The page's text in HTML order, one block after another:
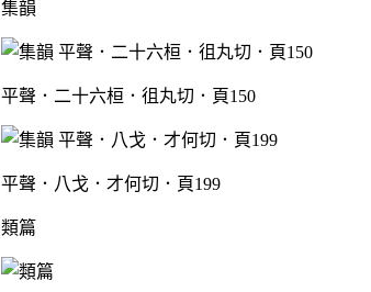
集韻
平聲．二十六桓．徂丸切．頁150
平聲．八戈．才何切．頁199
類篇